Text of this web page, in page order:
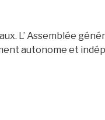
L’ Assemblée
autonome et